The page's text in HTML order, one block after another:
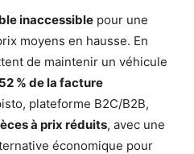
inaccessible pour une
moyens en hausse. En
de maintenir un véhicule
% de la facture
plateforme B2C/B2B,
à prix réduits, avec une
économique pour